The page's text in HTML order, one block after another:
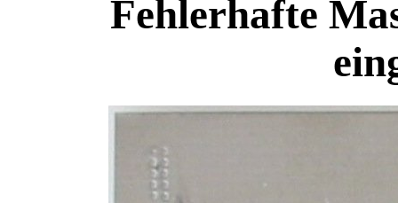
Fehlerhafte